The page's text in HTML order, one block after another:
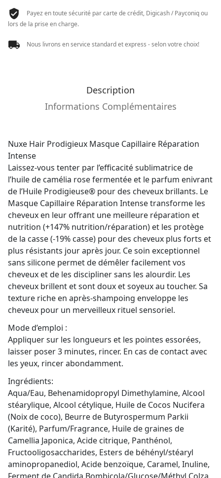
200ML
Payez en toute sécurité par carte de crédit, Digicash / Payconiq ou
lors de la prise en charge.
Nous livrons en service standard et express - selon votre choix!
Description
Informations Complémentaires
Nuxe Hair Prodigieux Masque Capillaire Réparation
Intense
Laissez-vous tenter par l’efficacité sublimatrice de
l’huile de camélia rose fermentée et le parfum enivrant
de l’Huile Prodigieuse® pour des cheveux brillants. Le
Masque Capillaire Réparation Intense transforme les
cheveux en leur offrant une meilleure réparation et
nutrition (+147% nutrition/réparation) et les protège
de la casse (-19% casse) pour des cheveux plus forts et
plus résistants jour après jour. Ce soin exceptionnel
sans silicone permet de démêler facilement vos
cheveux et de les discipliner sans les alourdir. Les
cheveux brillent et sont doux et soyeux au toucher. Sa
texture riche en après-shampoing enveloppe les
cheveux pour un merveilleux rituel sensoriel.
Mode d’emploi :
Appliquer sur les longueurs et les pointes essorées,
laisser poser 3 minutes, rincer. En cas de contact avec
les yeux, rincer abondamment.
Ingrédients:
Aqua/Eau, Behenamidopropyl Dimethylamine, Alcool
stéarylique, Alcool cétylique, Huile de Cocos Nucifera
(Noix de coco), Beurre de Butyrospermum Parkii
(Karité), Parfum/Fragrance, Huile de graines de
Camellia Japonica, Acide citrique, Panthénol,
Fructooligosaccharides, Esters de béhényl/stéaryl
aminopropanediol, Acide benzoïque, Caramel, Inuline,